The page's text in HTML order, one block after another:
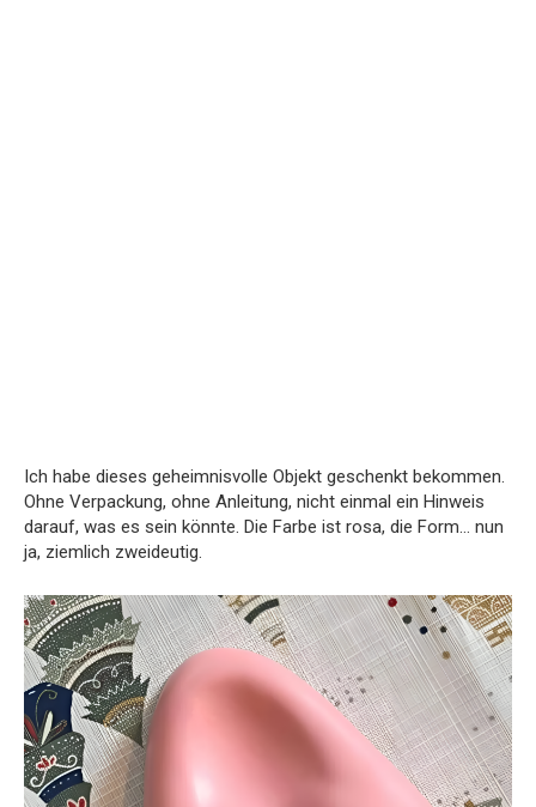
Ich habe dieses geheimnisvolle Objekt geschenkt bekommen.
Ohne Verpackung, ohne Anleitung, nicht einmal ein Hinweis
darauf, was es sein könnte. Die Farbe ist rosa, die Form… nun
ja, ziemlich zweideutig.